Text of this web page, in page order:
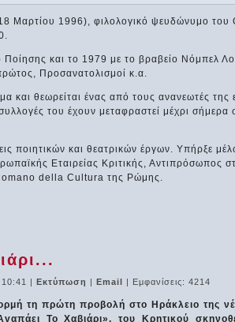
Μαρτίου 1996), φιλολογικό ψευδώνυμο του
και το 1979 με το βραβείο Νόμπελ
Προσανατολισμοί κ.α.
και θεωρείται ένας από τους ανανεωτές της
του έχουν μεταφραστεί μέχρι σήμερα
ποιητικών και θεατρικών έργων. Υπήρξε
Εταιρείας Κριτικής, Αντιπρόσωπος
della Cultura της Ρώμης.
| Εκτύπωση | Email | Εμφανίσεις: 4214
τη πρώτη προβολή στο Ηράκλειο της
Το Χαβιάρι», του Κρητικού